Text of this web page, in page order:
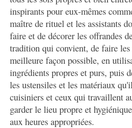
inspirants pour eux-mêmes
maître de rituel et les assistants
faire et de décorer les offrandes
tradition qui convient, de faire
meilleure façon possible, en
ingrédients propres et purs, puis
les ustensiles et les matériaux
cuisiniers et ceux qui travaillent
garder le lieu propre et
aux heures appropriées.